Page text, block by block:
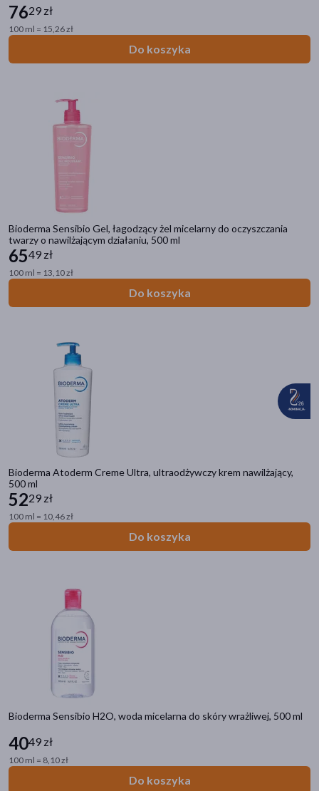
7629 zł
100 ml = 15,26 zł
Do koszyka
Bioderma Sensibio Gel, łagodzący żel micelarny do oczyszczania
twarzy o nawilżającym działaniu, 500 ml
6549 zł
100 ml = 13,10 zł
Do koszyka
Bioderma Atoderm Creme Ultra, ultraodżywczy krem nawilżający,
500 ml
5229 zł
100 ml = 10,46 zł
Do koszyka
Bioderma Sensibio H2O, woda micelarna do skóry wrażliwej, 500 ml
4049 zł
100 ml = 8,10 zł
Do koszyka